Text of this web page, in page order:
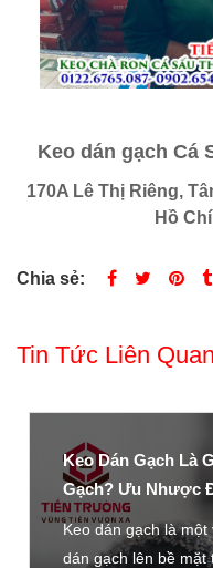
Keo dán gạch Cá
170A Lê Thị Riêng,
Hồ
Chia sẻ:
Tin Tức Liên Quan
Keo Dán Gạch Là
Gạch? Ưu Nhược
Keo dán gạch là một
dán gạch lên bề mặt